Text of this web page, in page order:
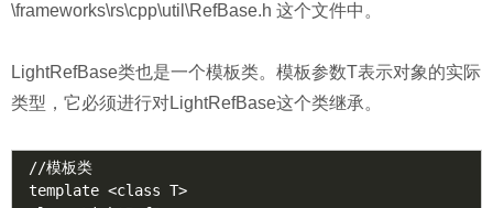
\frameworks\rs\cpp\util\RefBase.h 这个文件中。
LightRefBase类也是一个模板类。模板参数T表示对象的实际
类型，它必须进行对LightRefBase这个类继承。
//模板类
template <class T>